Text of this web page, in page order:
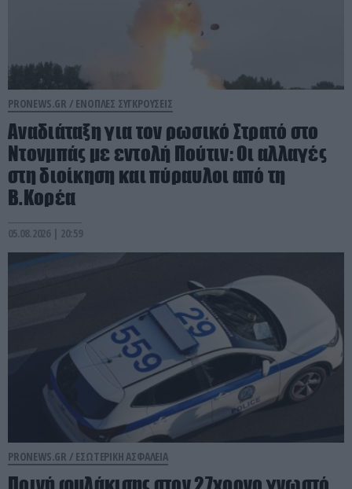
PRONEWS.GR / ΕΝΟΠΛΕΣ ΣΥΓΚΡΟΥΣΕΙΣ
Αναδιάταξη για τον ρωσικό Στρατό στο
Ντονμπάς με εντολή Πούτιν: Οι αλλαγές
στη διοίκηση και πύραυλοι από τη
Β.Κορέα
05.08.2026 | 20:59
PRONEWS.GR / ΕΣΩΤΕΡΙΚΗ ΑΣΦΑΛΕΙΑ
Ποινή φυλάκισης στον 27χρονο γνωστό